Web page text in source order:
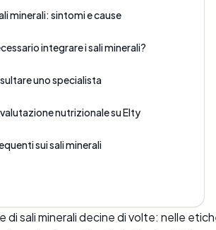
minerali: sintomi e cause
integrare i sali minerali?
uno specialista
nutrizionale su Elty
sui sali minerali
di sali minerali decine di volte: nelle